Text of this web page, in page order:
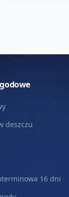
deszczu
16 dni